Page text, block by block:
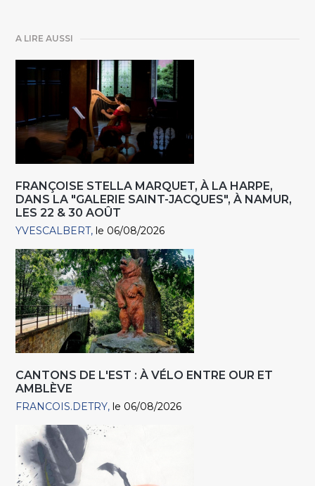
A LIRE AUSSI
FRANÇOISE STELLA MARQUET, À LA HARPE,
DANS LA "GALERIE SAINT-JACQUES", À NAMUR,
LES 22 & 30 AOÛT
YVESCALBERT le 06/08/2026
CANTONS DE L'EST : À VÉLO ENTRE OUR ET
AMBLÈVE
FRANCOIS.DETRY le 06/08/2026